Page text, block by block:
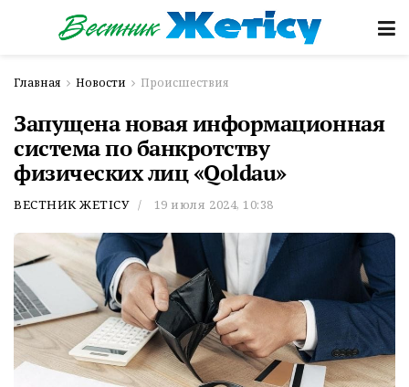
Главная Новости Происшествия
Запущена новая информационная
система по банкротству
физических лиц «Qoldau»
ВЕСТНИК ЖЕТІСУ 19 июля 2024, 10:38